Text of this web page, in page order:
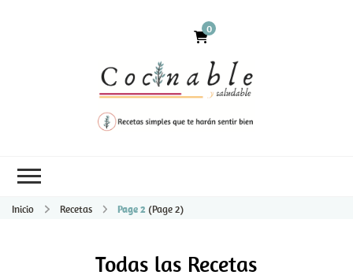
0
Inicio Recetas Page 2 (Page 2)
Todas las Recetas